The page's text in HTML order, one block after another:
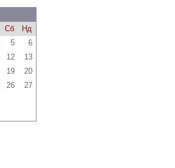
Сб
Нд
5
6
12
13
19
20
26
27